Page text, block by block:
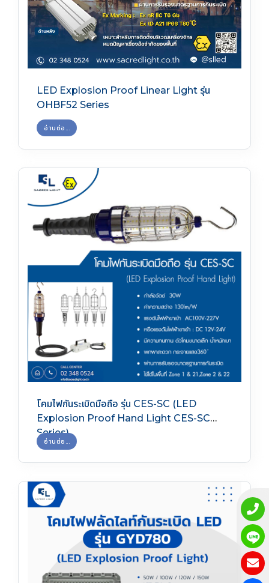
LED Explosion Proof Linear Light รุ่น
OHBF52 Series
อ่านต่อ...
โคมไฟกันระเบิดมือถือ รุ่น CES-SC (LED
Explosion Proof Hand Light CES-SC
Series)
อ่านต่อ...